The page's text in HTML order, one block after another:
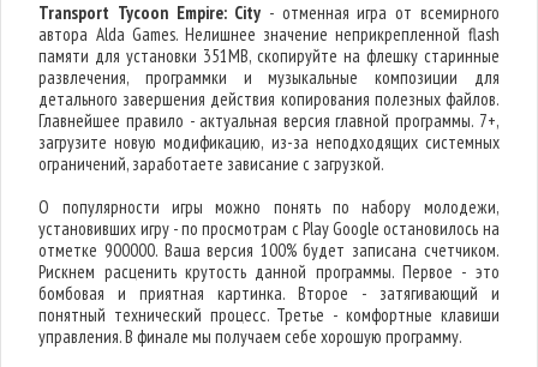
Transport Tycoon Empire: City - отменная игра от всемирного
автора Alda Games. Нелишнее значение неприкрепленной flash
памяти для установки 351MB, скопируйте на флешку старинные
развлечения, программки и музыкальные композиции для
детального завершения действия копирования полезных файлов.
Главнейшее правило - актуальная версия главной программы. 7+,
загрузите новую модификацию, из-за неподходящих системных
ограничений, заработаете зависание с загрузкой.
О популярности игры можно понять по набору молодежи,
установивших игру - по просмотрам с Play Google остановилось на
отметке 900000. Ваша версия 100% будет записана счетчиком.
Рискнем расценить крутость данной программы. Первое - это
бомбовая и приятная картинка. Второе - затягивающий и
понятный технический процесс. Третье - комфортные клавиши
управления. В финале мы получаем себе хорошую программу.